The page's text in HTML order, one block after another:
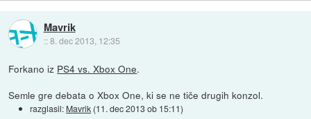
Mavrik
::8. dec 2013, 12:35
Forkano iz PS4 vs. Xbox One.
Semle gre debata o Xbox One, ki se ne tiče drugih konzol.
razglasil: Mavrik (11. dec 2013 ob 15:11)